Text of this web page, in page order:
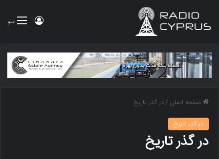
منو ورود
صفحه اصلی /در گذر تاریخ
در گذر تاریخ
در گذر تاریخ